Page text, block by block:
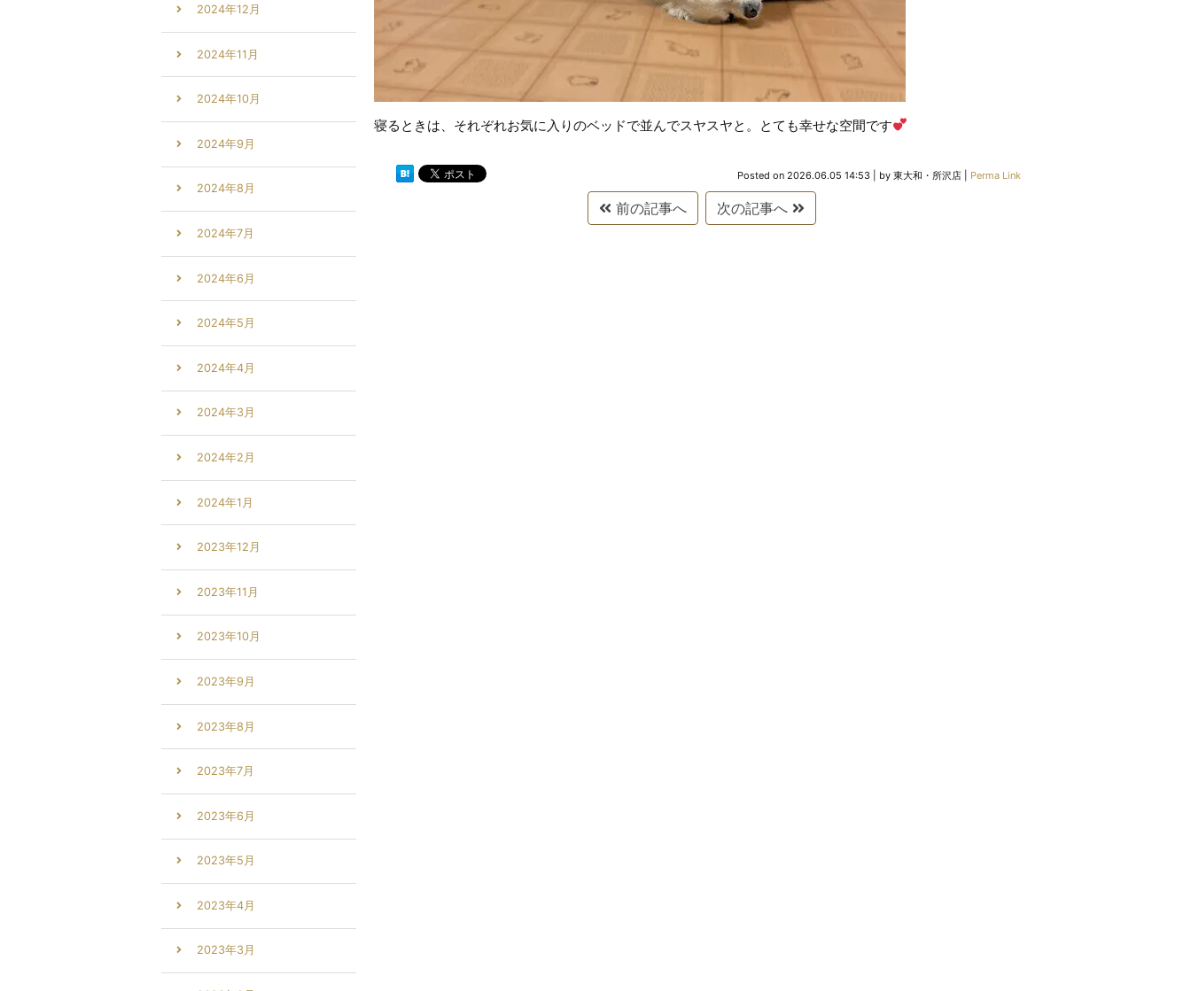
寝るときは、それぞれお気に入りのベッドで並んでスヤスヤと。とても幸せな空間です
Posted on 2026.06.05 14:53 by 東大和・所沢店 Perma Link
前の記事へ 次の記事へ
2024年12月
2024年11月
2024年10月
2024年9月
2024年8月
2024年7月
2024年6月
2024年5月
2024年4月
2024年3月
2024年2月
2024年1月
2023年12月
2023年11月
2023年10月
2023年9月
2023年8月
2023年7月
2023年6月
2023年5月
2023年4月
2023年3月